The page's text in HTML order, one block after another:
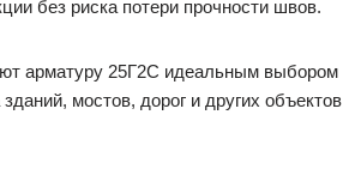
без риска потери прочности швов.
арматуру 25Г2С идеальным выбором
мостов, дорог и других объектов